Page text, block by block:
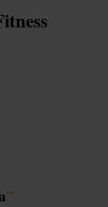
”